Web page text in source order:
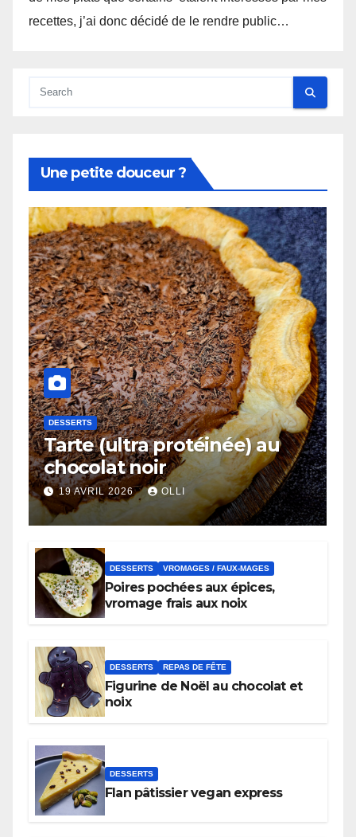
recettes, j’ai donc décidé de le rendre public…
Une petite douceur ?
DESSERTS
Tarte (ultra protéinée) au
chocolat noir
19 AVRIL 2026 OLLI
DESSERTS VROMAGES / FAUX-MAGES
Poires pochées aux épices,
vromage frais aux noix
DESSERTS REPAS DE FÊTE
Figurine de Noël au chocolat et
noix
DESSERTS
Flan pâtissier vegan express